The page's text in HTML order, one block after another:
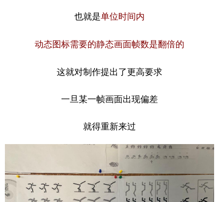
也就是单位时间内
动态图标需要的静态画面帧数是翻倍的
这就对制作提出了更高要求
一旦某一帧画面出现偏差
就得重新来过